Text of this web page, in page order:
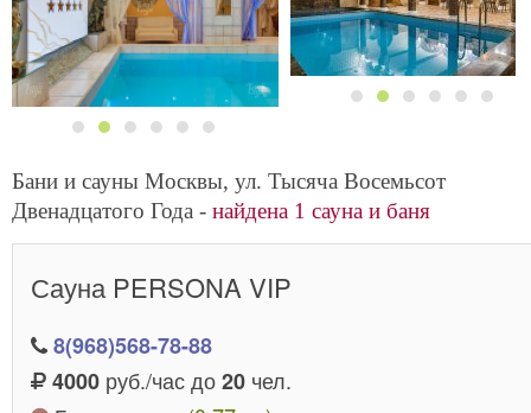
Бани и сауны Москвы, ул. Тысяча Восемьсот
Двенадцатого Года - найдена 1 сауна и баня
Сауна PERSONA VIP
8(968)568-78-88
4000 руб./час до20 чел.